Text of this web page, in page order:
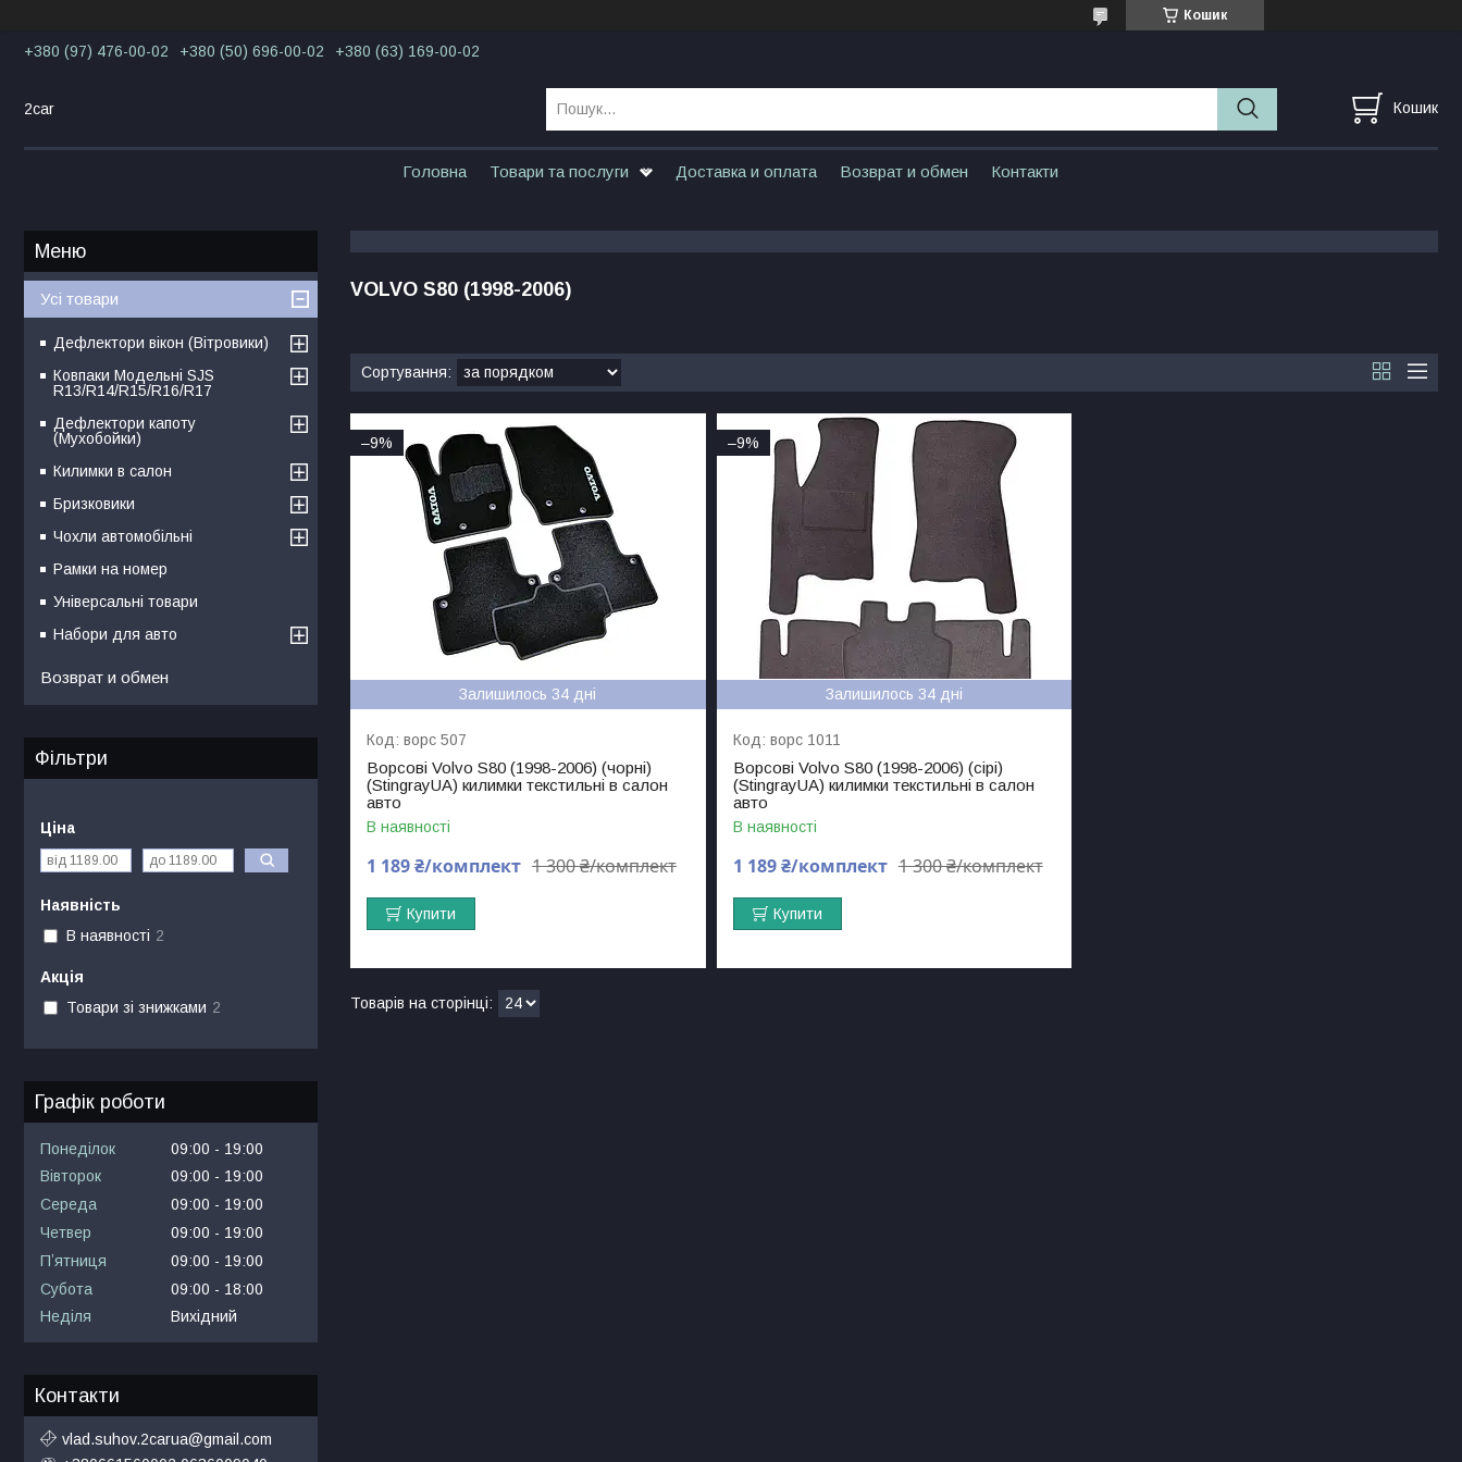
Кошик
+380 (97) 476-00-02 +380 (50) 696-00-02 +380 (63) 169-00-02
2car Кошик
Головна Товари та послуги Доставка и оплата Возврат и обмен Контакти
VOLVO S80 (1998-2006)
–9%
Залишилось 34 дні
ворс 507
Ворсові Volvo S80 (1998-2006) (чорні)
(StingrayUA) килимки текстильні в салон
авто
В наявності
1 300 ₴/комплект
1 189 ₴/комплект
Купити
–9%
Залишилось 34 дні
ворс 1011
Ворсові Volvo S80 (1998-2006) (сірі)
(StingrayUA) килимки текстильні в салон
авто
В наявності
1 300 ₴/комплект
1 189 ₴/комплект
Купити
Усі товари
Дефлектори вікон (Вітровики)
Ковпаки Модельні SJS
R13/R14/R15/R16/R17
Дефлектори капоту
(Мухобойки)
Килимки в салон
Бризковики
Чохли автомобільні
Рамки на номер
Універсальні товари
Набори для авто
Возврат и обмен
Фільтри
Ціна
Наявність
В наявності 2
Акція
Товари зі знижками 2
Графік роботи
Понеділок 09:00
19:00
Вівторок
09:00
19:00
Середа
09:00
19:00
Четвер
09:00
19:00
Пʼятниця
09:00
19:00
Субота
09:00
18:00
Неділя
Вихідний
Контакти
vlad.suhov.2carua@gmail.com